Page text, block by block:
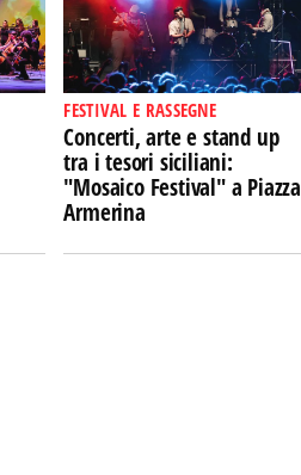
FESTIVAL E RASSEGNE
Concerti, arte e stand up
tra i tesori siciliani:
"Mosaico Festival" a Piazza
Armerina